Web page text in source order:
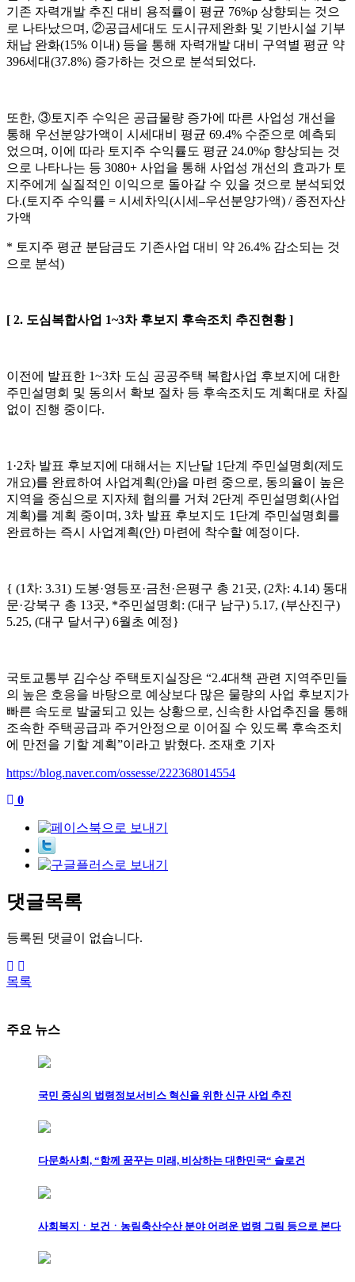
기존 자력개발 추진 대비 용적률이 평균 76%p 상향되는 것으
로 나타났으며 , ②공급세대도 도시규제완화 및 기반시설 기부
채납 완화(15% 이내) 등을 통해 자력개발 대비 구역별 평균 약
396세대(37.8%) 증가하는 것으로 분석되었다.
또한, ③토지주 수익은 공급물량 증가에 따른 사업성 개선을
통해 우선분양가액이 시세대비 평균 69.4% 수준으로 예측되
었으며 , 이에 따라 토지주 수익률도 평균 24.0%p 향상되는 것
으로 나타나는 등 3080+ 사업을 통해 사업성 개선의 효과가 토
지주에게 실질적인 이익으로 돌아갈 수 있을 것으로 분석되었
다.(토지주 수익률 = 시세차익(시세 –우선분양가액) / 종전자산
가액
* 토지주 평균 분담금도 기존사업 대비 약 26.4% 감소되는 것
으로 분석)
[ 2. 도심복합사업 1~3차 후보지 후속조치 추진현황]
이전에 발표한 1~3차 도심 공공주택 복합사업 후보지에 대한
주민설명회 및 동의서 확보 절차 등 후속조치도 계획대로 차질
없이 진행 중이다.
1·2차 발표 후보지에 대해서는 지난달 1 단계 주민설명회 (제도
개요)를 완료하여 사업계획(안)을 마련 중으로, 동의율이 높은
지역을 중심으로 지자체 협의를 거쳐 2단계 주민설명회 (사업
계획)를 계획 중이며 , 3차 발표 후보지도 1 단계 주민설명회를
완료하는 즉시 사업계획(안) 마련에 착수할 예정이다.
{ (1 차: 3.31) 도봉·영등포·금천 ·은평구 총 21 곳, (2차: 4.14) 동대
문·강북구 총 13곳, *주민설명회 : (대구 남구) 5.17, (부산진구)
5.25, (대구 달서구) 6월초 예정}
국토교통부 김수상 주택토지실장은 “2.4대책 관련 지역주민들
의 높은 호응을 바탕으로 예상보다 많은 물량의 사업 후보지가
빠른 속도로 발굴되고 있는 상황으로, 신속한 사업추진을 통해
조속한 주택공급과 주거안정으로 이어질 수 있도록 후속조치
에 만전을 기할 계획”이라고 밝혔다. 조재호 기자
https://blog.naver.com/ossesse/222368014554
0
댓글목록
등록된 댓글이 없습니다.
목록
주요 뉴스
국민 중심의 법령정보서비스 혁신을 위한 신규 사업 추진
다문화사회, “함께 꿈꾸는 미래, 비상하는 대한민국“ 슬로건
사회복지ㆍ보건ㆍ농림축산수산 분야 어려운 법령 그림 등으로 본다